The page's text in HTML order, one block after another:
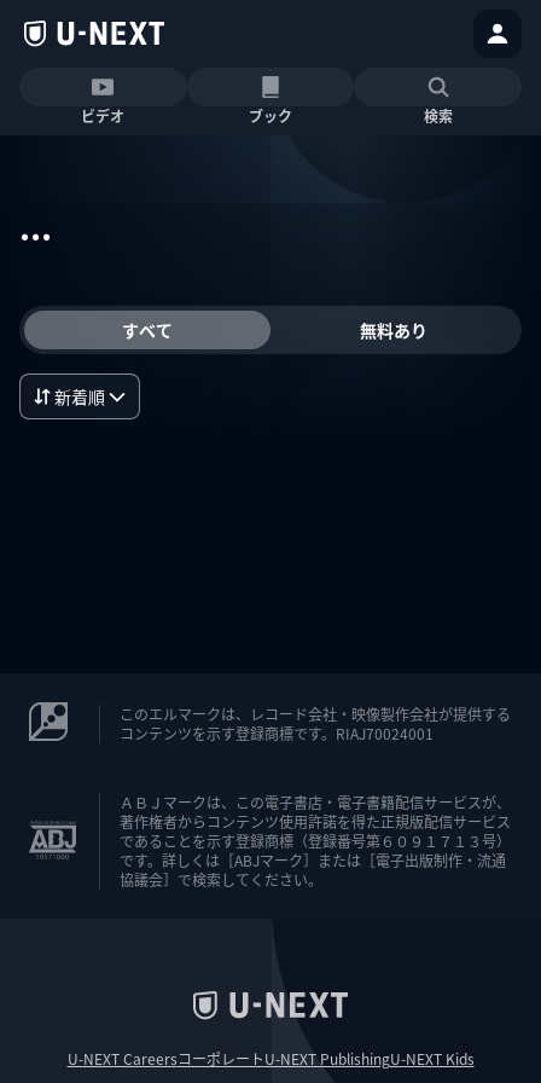
ビデオ ブック 検索
...
すべて 無料あり
新着順
このエルマークは、レコード会社・映像製作会社が提供する
コンテンツを示す登録商標です。RIAJ70024001
ＡＢＪマークは、この電子書店・電子書籍配信サービスが、
著作権者からコンテンツ使用許諾を得た正規版配信サービス
であることを示す登録商標（登録番号第６０９１７１３号）
です。詳しくは［ABJマーク］または［電子出版制作・流通
協議会］で検索してください。
U-NEXT CareersコーポレートU-NEXT PublishingU-NEXT Kids